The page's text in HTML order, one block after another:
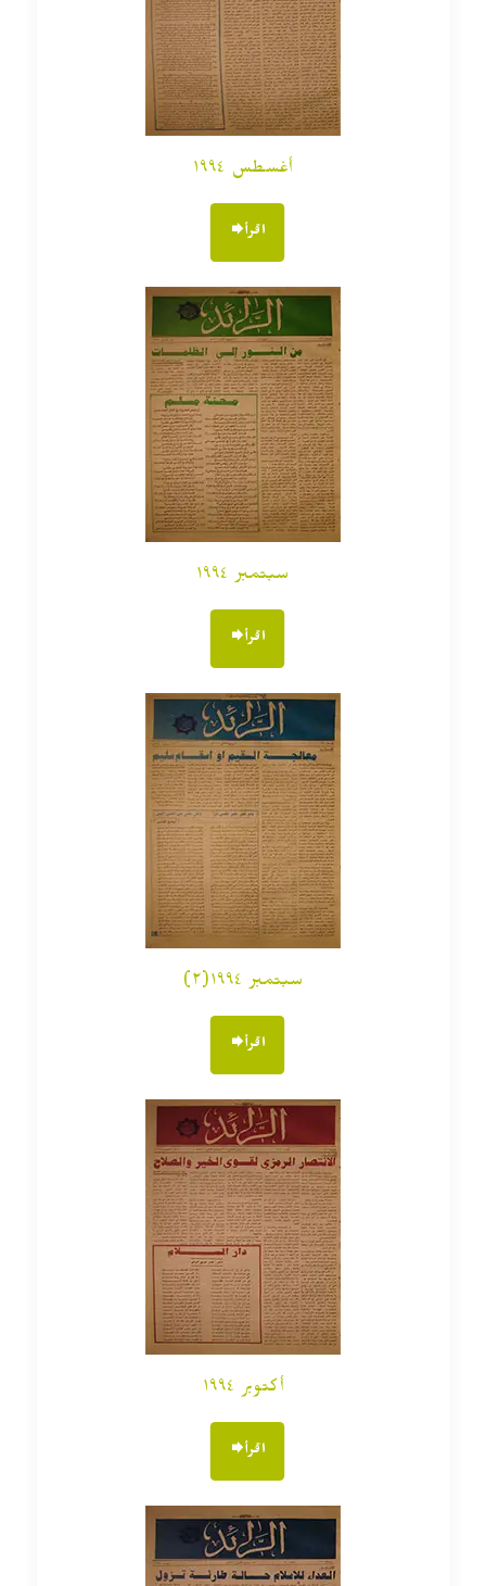
أغسطس ١٩٩٤
اقرأ
سبتمبر ١٩٩٤
اقرأ
سبتمبر ١٩٩٤(٢)
اقرأ
أكتوبر ١٩٩٤
اقرأ